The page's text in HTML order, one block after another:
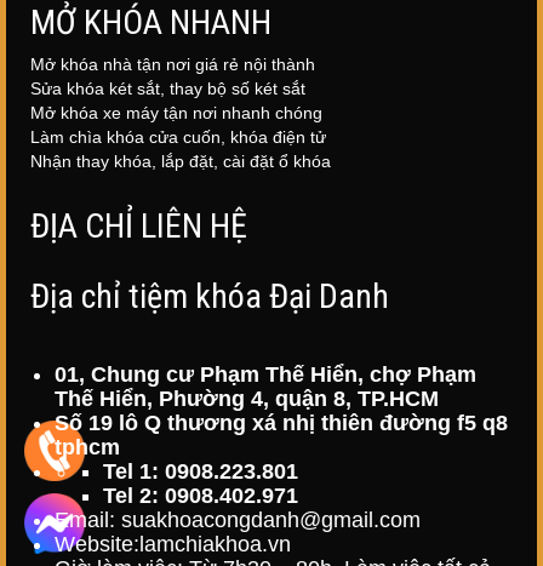
MỞ KHÓA NHANH
Mở khóa nhà tận nơi giá rẻ nội thành
Sửa khóa két sắt, thay bộ số két sắt
Mở khóa xe máy tận nơi nhanh chóng
Làm chìa khóa cửa cuốn, khóa điện tử
Nhận thay khóa, lắp đặt, cài đặt ổ khóa
ĐỊA CHỈ LIÊN HỆ
Địa chỉ tiệm khóa Đại Danh
01, Chung cư Phạm Thế Hiển, chợ Phạm
Thế Hiển, Phường 4, quận 8, TP.HCM
Số 19 lô Q thương xá nhị thiên đường f5 q8
tphcm
Tel 1: 0908.223.801
Tel 2: 0908.402.971
Email: suakhoacongdanh@gmail.com
Website:lamchiakhoa.vn